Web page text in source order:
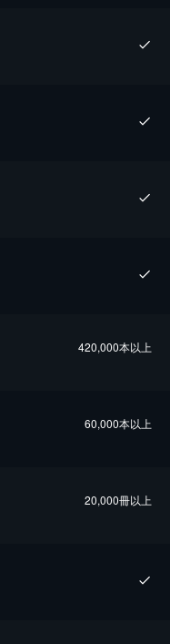
420,000本以上
60,000本以上
20,000冊以上